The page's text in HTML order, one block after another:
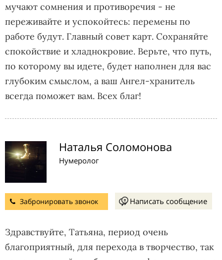
мучают сомнения и противоречия - не
переживайте и успокойтесь: перемены по
работе будут. Главный совет карт. Сохраняйте
спокойствие и хладнокровие. Верьте, что путь,
по которому вы идете, будет наполнен для вас
глубоким смыслом, а ваш Ангел-хранитель
всегда поможет вам. Всех благ!
Наталья Соломонова
Нумеролог
Забронировать звонок Написать сообщение
Здравствуйте, Татьяна, период очень
благоприятный, для перехода в творчество, так